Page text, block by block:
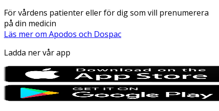
För vårdens patienter eller för dig som vill prenumerera
på din medicin
Läs mer om Apodos och Dospac
Ladda ner vår app